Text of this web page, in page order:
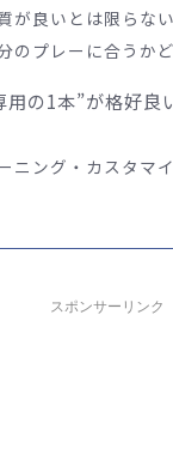
が良いとは限らない
のプレーに合うか
用の1本”が格好良
ニング・カスタマ
スポンサーリンク